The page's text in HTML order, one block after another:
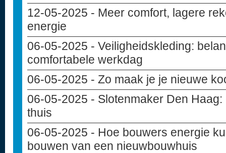
12-05-2025 - Meer comfort, lagere
energie
06-05-2025 - Veiligheidskleding:
comfortabele werkdag
06-05-2025 - Zo maak je je nieuwe
06-05-2025 - Slotenmaker Den
thuis
06-05-2025 - Hoe bouwers energie
bouwen van een nieuwbouwhuis